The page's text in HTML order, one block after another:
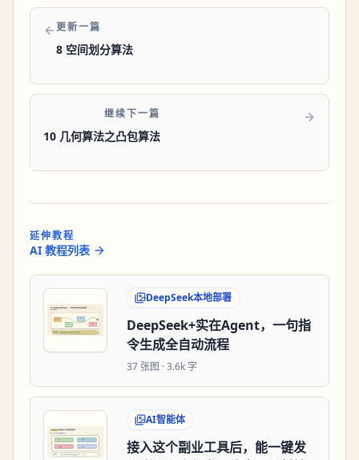
更新一篇
8 空间划分算法
继续下一篇
10 几何算法之凸包算法
延伸教程
AI 教程列表
DeepSeek本地部署
DeepSeek+实在Agent，一句指
令生成全自动流程
37 张图 ·3.6k 字
AI智能体
接入这个副业工具后，能一键发